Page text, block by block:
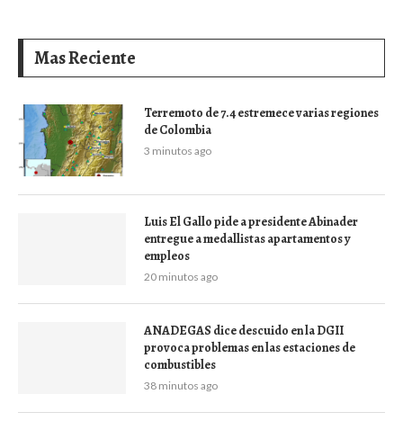
Mas Reciente
Terremoto de 7.4 estremece varias regiones
de Colombia
3 minutos ago
Luis El Gallo pide a presidente Abinader
entregue a medallistas apartamentos y
empleos
20 minutos ago
ANADEGAS dice descuido en la DGII
provoca problemas en las estaciones de
combustibles
38 minutos ago